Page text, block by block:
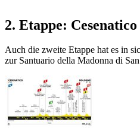
2. Etappe:
Auch die zweite Etappe hat es in
zur Santuario della Madonna di